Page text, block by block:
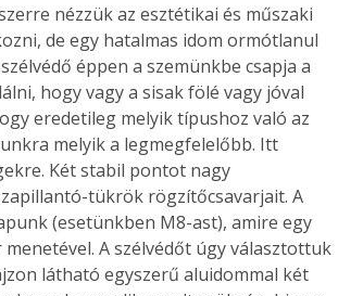
nézzük az esztétikai és műszaki
de egy hatalmas idom ormótlanul
éppen a szemünkbe csapja a
hogy vagy a sisak fölé vagy jóval
eredetileg melyik típushoz való az
melyik a legmegfelelőbb. Itt
Két stabil pontot nagy
tükrök rögzítőcsavarjait. A
(esetünkben M8-ast), amire egy
A szélvédőt úgy választottuk
látható egyszerű aluidommal két